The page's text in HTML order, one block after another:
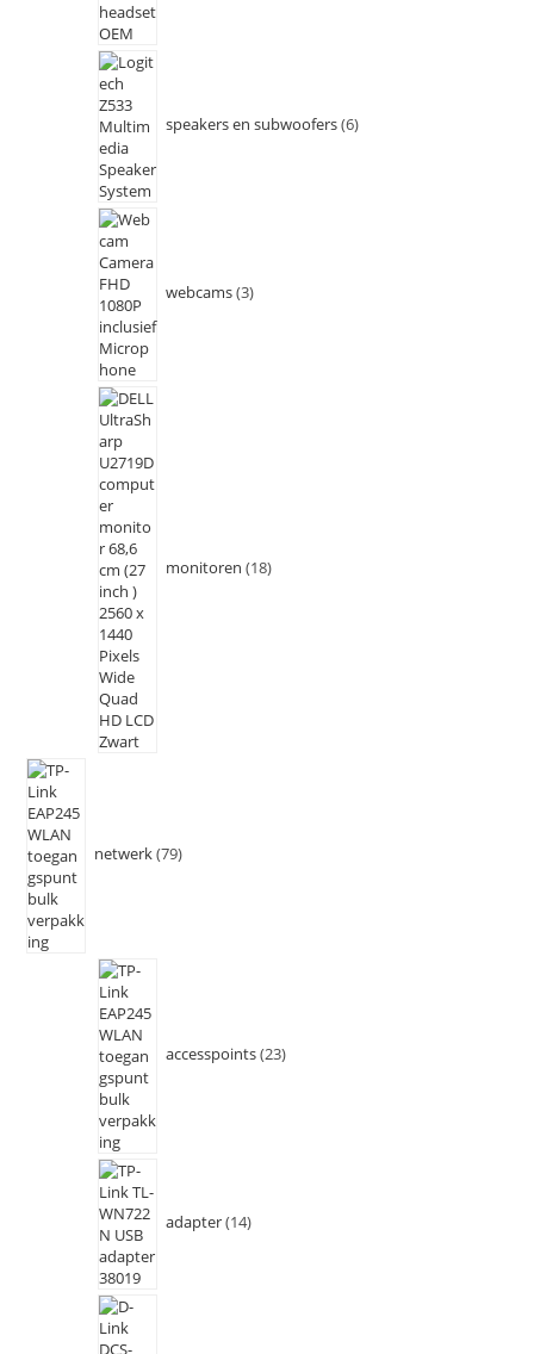
speakers en subwoofers 6
webcams 3
monitoren 18
netwerk 79
accesspoints 23
adapter 14